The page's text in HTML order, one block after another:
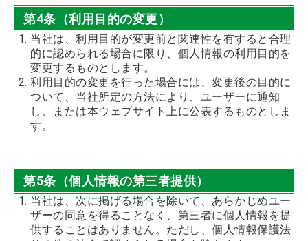
第4条（利用目的の変更）
当社は、利用目的が変更前と関連性を有すると合理
的に認められる場合に限り、個人情報の利用目的を
変更するものとします。
利用目的の変更を行った場合には、変更後の目的に
ついて、当社所定の方法により、ユーザーに通知
し、または本ウェブサイト上に公表するものとしま
す。
第5条（個人情報の第三者提供）
当社は、次に掲げる場合を除いて、あらかじめユー
ザーの同意を得ることなく、第三者に個人情報を提
供することはありません。ただし、個人情報保護法